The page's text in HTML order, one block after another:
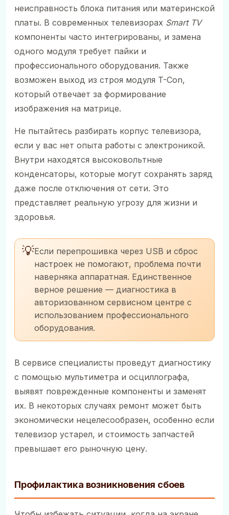
неисправность блока питания или материнской
платы. В современных телевизорах Smart TV
компоненты часто интегрированы, и замена
одного модуля требует пайки и
профессионального оборудования. Также
возможен выход из строя модуля T-Con,
который отвечает за формирование
изображения на матрице.
Не пытайтесь разбирать корпус телевизора,
если у вас нет опыта работы с электроникой.
Внутри находятся высоковольтные
конденсаторы, которые могут сохранять заряд
даже после отключения от сети. Это
представляет реальную угрозу для жизни и
здоровья.
💡Если перепрошивка через USB и сброс
настроек не помогают, проблема почти
наверняка аппаратная. Единственное
верное решение — диагностика в
авторизованном сервисном центре с
использованием профессионального
оборудования.
В сервисе специалисты проведут диагностику
с помощью мультиметра и осциллографа,
выявят поврежденные компоненты и заменят
их. В некоторых случаях ремонт может быть
экономически нецелесообразен, особенно если
телевизор устарел, и стоимость запчастей
превышает его рыночную цену.
Профилактика возникновения сбоев